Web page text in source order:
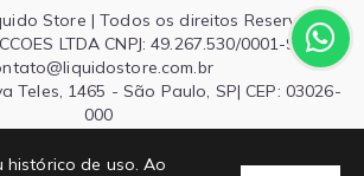
histórico de uso. Ao
Store | Todos os direitos Reservados.
LTDA CNPJ: 49.267.530/0001-90 |
Teles, 1465 - São Paulo, SP| CEP: 03026-
000